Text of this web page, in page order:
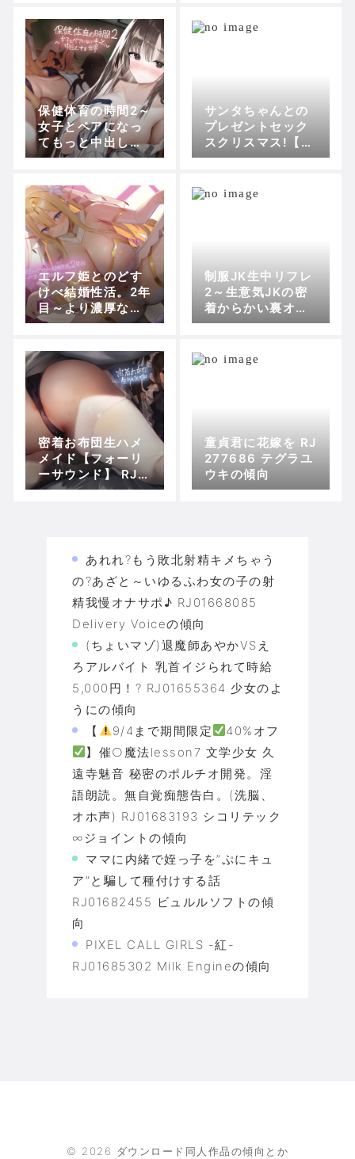
リーサウンド】 RJ
保健体育の時間2～
女子とペアになっ
てもっと中出しす
る世界～【フォー
01144569 テグラ
ユウキの傾向
サンタちゃんとの
プレゼントセック
スクリスマス!【フ
ォーリーサウン
4 テグラユウキの
エルフ姫とのどす
けべ結婚性活。2年
目～より濃厚な結
婚性活～【フォー
01156255 テグラ
ユウキの傾向
制服JK生中リフレ
2～生意気JKの密
着からかい裏オプ
中出し～【フォー
01427468 テグラ
密着お布団生ハメ
メイド【フォーリ
ーサウンド】 RJ0
1064230 テグラ
童貞君に花嫁を RJ
277686 テグラユ
ウキの傾向
あれれ?もう敗北射精キメちゃう
の?あざと～いゆるふわ女の子の射
精我慢オナサポ♪ RJ01668085
Delivery Voiceの傾向
(ちょいマゾ)退魔師あやかVSえ
ろアルバイト 乳首イジられて時給
5,000円！? RJ01655364 少女のよ
うにの傾向
【
9/4まで期間限定
40%オフ
】催○魔法lesson7 文学少女 久
遠寺魅音 秘密のポルチオ開発。淫
語朗読。無自覚痴態告白。(洗脳、
オホ声) RJ01683193 シコリテック
∞ジョイントの傾向
ママに内緒で姪っ子を”ぷにキュ
ア”と騙して種付けする話
RJ01682455 ビュルルソフトの傾
向
PIXEL CALL GIRLS -紅-
RJ01685302 Milk Engineの傾向
© 2026 ダウンロード同人作品の傾向とか